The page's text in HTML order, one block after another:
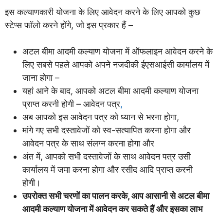
इस कल्याणकारी योजना के लिए आवेदन करने के लिए आपको कुछ
स्टेप्स फॉलो करने होंगे, जो इस प्रकार हैं –
अटल बीमा आदमी कल्याण योजना में ऑफलाइन आवेदन करने के
लिए सबसे पहले आपको अपने नजदीकी ईएसआईसी कार्यालय में
जाना होगा –
यहां आने के बाद, आपको अटल बीमा आदमी कल्याण योजना
प्राप्त करनी होगी – आवेदन पत्र,
अब आपको इस आवेदन पत्र को ध्यान से भरना होगा,
मांगे गए सभी दस्तावेजों को स्व-सत्यापित करना होगा और
आवेदन पत्र के साथ संलग्न करना होगा और
अंत में, आपको सभी दस्तावेजों के साथ आवेदन पत्र उसी
कार्यालय में जमा करना होगा और रसीद आदि प्राप्त करनी
होगी।
उपरोक्त सभी चरणों का पालन करके, आप आसानी से अटल बीमा
आदमी कल्याण योजना में आवेदन कर सकते हैं और इसका लाभ